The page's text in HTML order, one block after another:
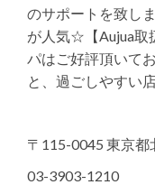
のサポートを致し
が人気☆【Aujua取
パはご好評頂いて
と、過ごしやすい
〒115-0045 東京都
03-3903-1210